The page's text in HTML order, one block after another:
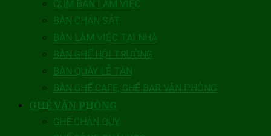
CỤM BÀN LÀM VIỆC
BÀN CHÂN SẮT
BÀN LÀM VIỆC TẠI NHÀ
BÀN GHẾ HỘI TRƯỜNG
BÀN QUẦY LỄ TÂN
BÀN GHẾ CAFE, GHẾ BAR VĂN PHÒNG
GHẾ VĂN PHÒNG
GHẾ CHÂN QÙY